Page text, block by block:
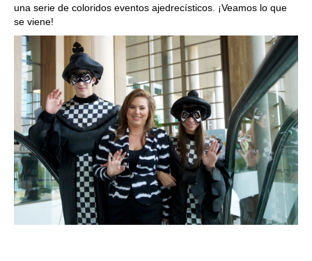
una serie de coloridos eventos ajedrecísticos. ¡Veamos lo que
se viene!